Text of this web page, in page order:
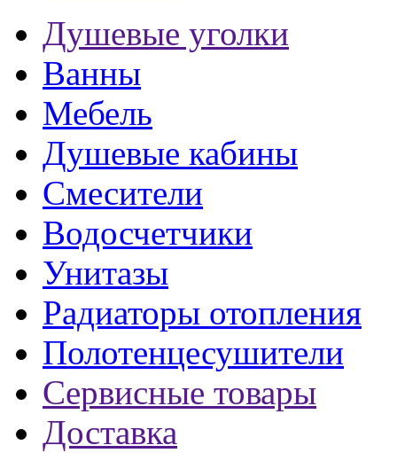
Душевые уголки
Ванны
Мебель
Душевые кабины
Смесители
Водосчетчики
Унитазы
Радиаторы отопления
Полотенцесушители
Сервисные товары
Доставка